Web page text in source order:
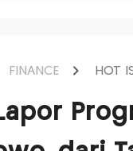
FINANCE HOT